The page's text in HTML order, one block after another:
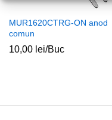
MUR1620CTRG-ON anod
comun
10,00 lei/Buc